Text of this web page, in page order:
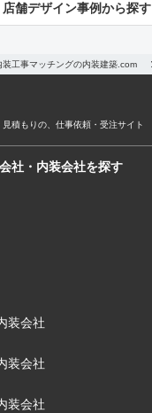
店舗デザイン事例から探す
工事マッチングの内装建築.com
積もりの、仕事依頼・受注サイト
社・内装会社を探す
装会社
装会社
装会社